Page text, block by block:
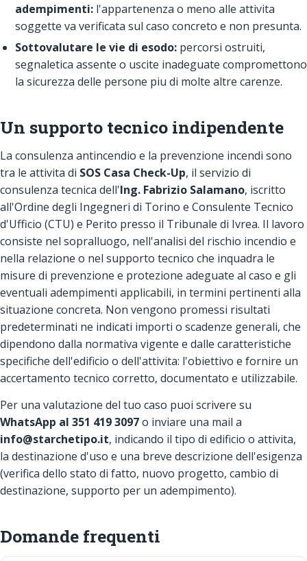
adempimenti: l'appartenenza o meno alle attivita
soggette va verificata sul caso concreto e non presunta.
Sottovalutare le vie di esodo: percorsi ostruiti,
segnaletica assente o uscite inadeguate compromettono
la sicurezza delle persone piu di molte altre carenze.
Un supporto tecnico indipendente
La consulenza antincendio e la prevenzione incendi sono
tra le attivita di SOS Casa Check-Up, il servizio di
consulenza tecnica dell'Ing. Fabrizio Salamano, iscritto
all'Ordine degli Ingegneri di Torino e Consulente Tecnico
d'Ufficio (CTU) e Perito presso il Tribunale di Ivrea. Il lavoro
consiste nel sopralluogo, nell'analisi del rischio incendio e
nella relazione o nel supporto tecnico che inquadra le
misure di prevenzione e protezione adeguate al caso e gli
eventuali adempimenti applicabili, in termini pertinenti alla
situazione concreta. Non vengono promessi risultati
predeterminati ne indicati importi o scadenze generali, che
dipendono dalla normativa vigente e dalle caratteristiche
specifiche dell'edificio o dell'attivita: l'obiettivo e fornire un
accertamento tecnico corretto, documentato e utilizzabile.
Per una valutazione del tuo caso puoi scrivere su
WhatsApp al 351 419 3097o inviare una mail a
info@starchetipo.it, indicando il tipo di edificio o attivita,
la destinazione d'uso e una breve descrizione dell'esigenza
(verifica dello stato di fatto, nuovo progetto, cambio di
destinazione, supporto per un adempimento).
Domande frequenti